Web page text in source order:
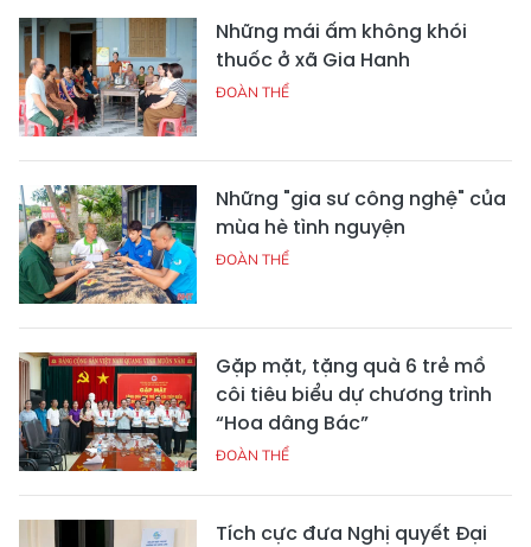
Những mái ấm không khói
thuốc ở xã Gia Hanh
ĐOÀN THỂ
Những "gia sư công nghệ" của
mùa hè tình nguyện
ĐOÀN THỂ
Gặp mặt, tặng quà 6 trẻ mồ
côi tiêu biểu dự chương trình
“Hoa dâng Bác”
ĐOÀN THỂ
Tích cực đưa Nghị quyết Đại